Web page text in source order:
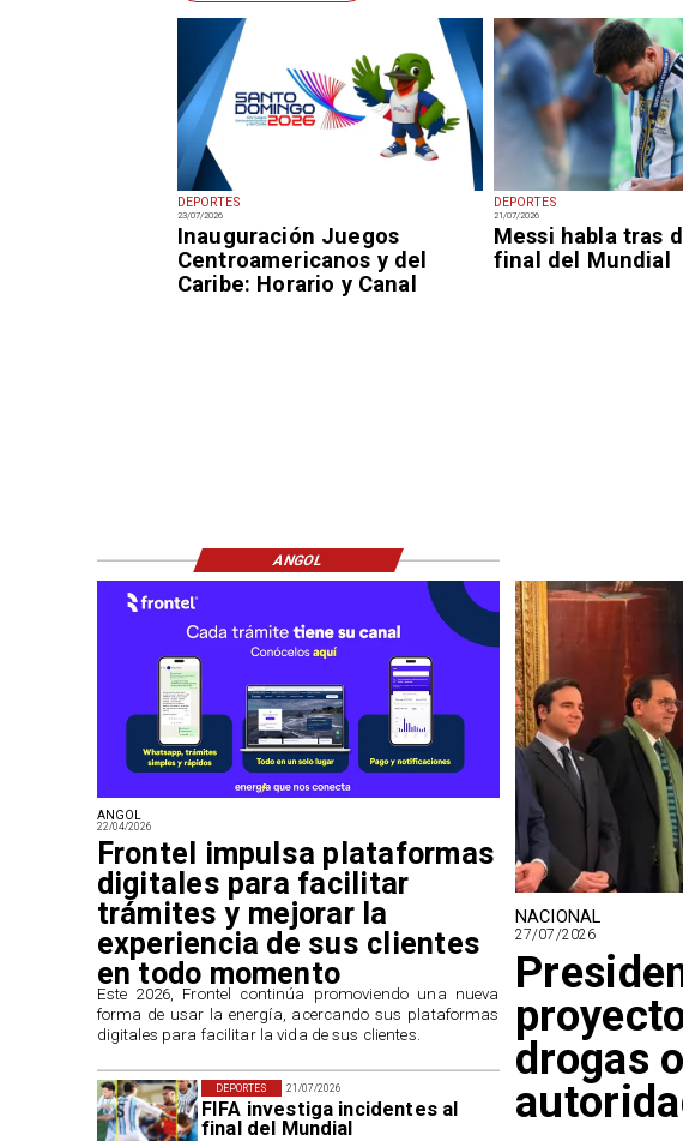
DEPORTES
23/07/2026
Inauguración Juegos
Centroamericanos y del
Caribe: Horario y Canal
DEPORTES
21/07/2026
Messi habla tras
final del Mundial
21/07/2026
FIFA investiga incidentes al
final del Mundial
DEPORTES
ANGOL
22/04/2026
Frontel impulsa plataformas
digitales para facilitar
trámites y mejorar la
experiencia de sus clientes
en todo momento
​Este 2026, Frontel continúa promoviendo una nueva
forma de usar la energía, acercando sus plataformas
digitales para facilitar la vida de sus clientes.
NACIONAL
27/07/2026
drogas
ANGOL